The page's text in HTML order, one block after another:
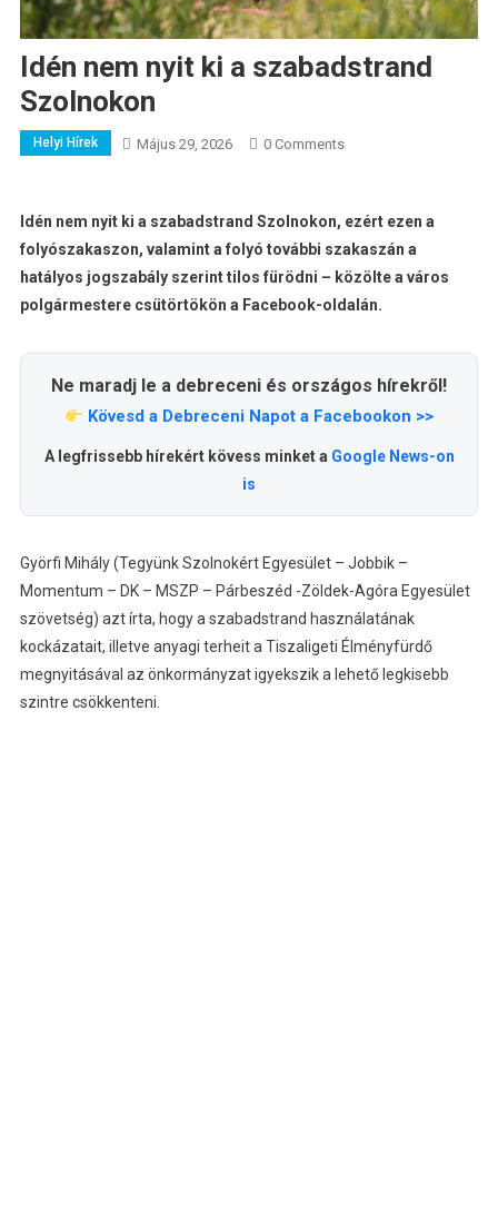
Idén nem nyit ki a szabadstrand
Szolnokon
Helyi Hírek Május 29, 2026 0 Comments
Idén nem nyit ki a szabadstrand Szolnokon, ezért ezen a
folyószakaszon, valamint a folyó további szakaszán a
hatályos jogszabály szerint tilos fürödni – közölte a város
polgármestere csütörtökön a Facebook-oldalán.
Ne maradj le a debreceni és országos hírekről!
Kövesd a Debreceni Napot a Facebookon >>
A legfrissebb hírekért kövess minket a Google News-on
is
Györfi Mihály (Tegyünk Szolnokért Egyesület – Jobbik –
Momentum – DK – MSZP – Párbeszéd -Zöldek-Agóra Egyesület
szövetség) azt írta, hogy a szabadstrand használatának
kockázatait, illetve anyagi terheit a Tiszaligeti Élményfürdő
megnyitásával az önkormányzat igyekszik a lehető legkisebb
szintre csökkenteni.